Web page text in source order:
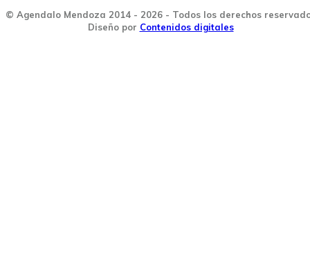
© Agendalo Mendoza 2014 - 2026 - Todos los derechos
Diseño por Contenidos digitales